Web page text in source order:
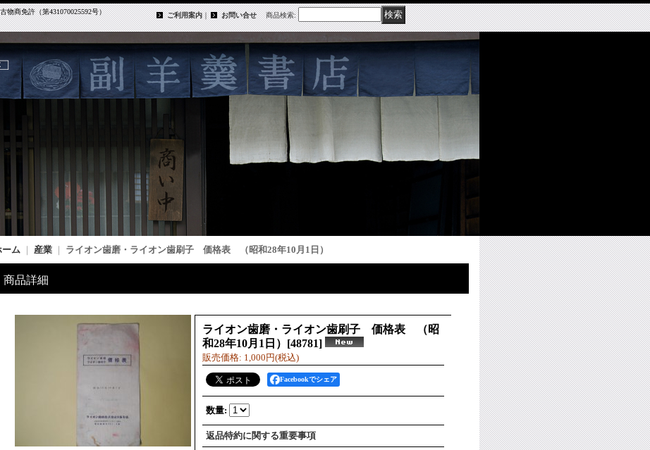
商免許（第431070025592号） ご利用案内｜ お問い合せ 商品検索:
ーム 産業 ライオン歯磨・ライオン歯刷子 価格表 （昭和28年10月1日）
商品詳細
ライオン歯磨・ライオン歯刷子 価格表 （昭
和28年10月1日） [48781]
販売価格: 1,000円(税込)
Facebookでシェア
数量:
返品特約に関する重要事項